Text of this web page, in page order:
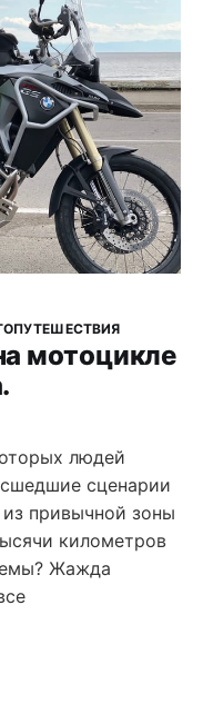
мотоцикле
людей
сценарии
привычной зоны
километров
Жажда